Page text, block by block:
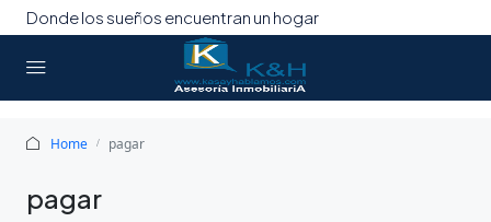
Donde los sueños encuentran un hogar
Home pagar
pagar